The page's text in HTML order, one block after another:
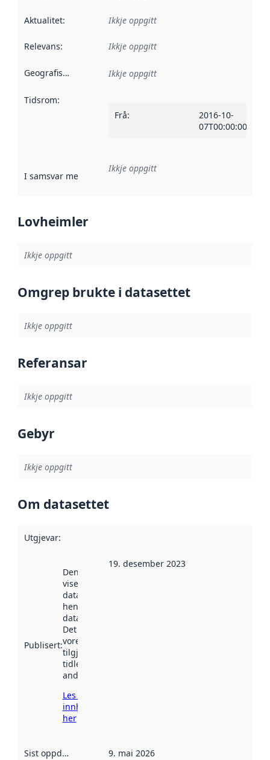
Aktualitet: Ikkje oppgitt
Relevans: Ikkje oppgitt
Geografisk område Ikkje oppgitt
Tidsrom:
Frå:
2016-10-
07T00:00:00Z
I samsvar med Referanse til ei implementeringsregel eller
Ikkje oppgitt
Lovheimler
Ikkje oppgitt
Omgrep brukte i datasettet
Ikkje oppgitt
Referansar
Ikkje oppgitt
Gebyr
Ikkje oppgitt
Om datasettet
Utgjevar:
Publisert:
Denne datoen
viser når
datasettet vart
henta inn av
data.norge.no.
Det kan ha
vore
tilgjengeleg
tidlegare
andre stader.
Les meir om
innhenting
her
19. desember 2023
Sist oppdatert 9. mai 2026